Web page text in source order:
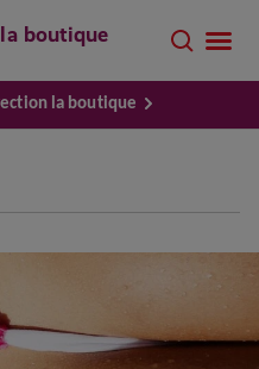
boutique
la boutique